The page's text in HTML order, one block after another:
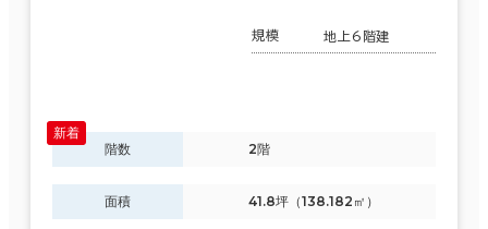
規模 地上6階建
階数 2階
面積 41.8坪（138.182㎡）